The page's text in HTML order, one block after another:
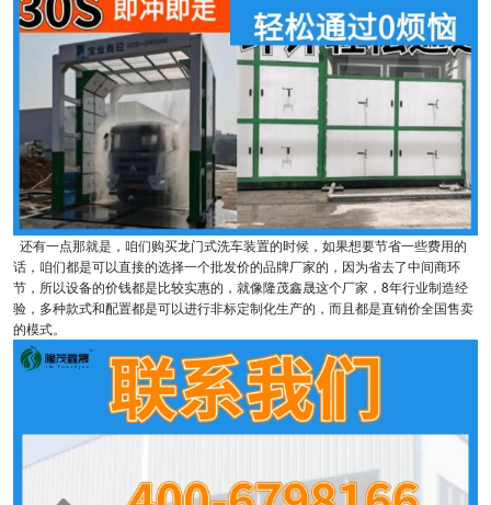
还有一点那就是，咱们购买龙门式洗车装置的时候，如果想要节省一些费用的
话，咱们都是可以直接的选择一个批发价的品牌厂家的，因为省去了中间商环
节，所以设备的价钱都是比较实惠的，就像隆茂鑫晟这个厂家，8年行业制造经
验，多种款式和配置都是可以进行非标定制化生产的，而且都是直销价全国售卖
的模式。